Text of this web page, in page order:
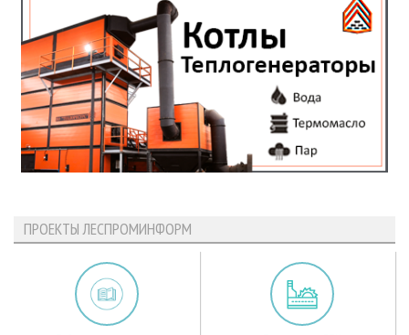
ПРОЕКТЫ ЛЕСПРОМИНФОРМ